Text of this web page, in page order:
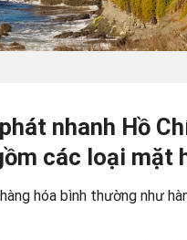
nhanh Hồ
các loại mặt
hóa bình thường như